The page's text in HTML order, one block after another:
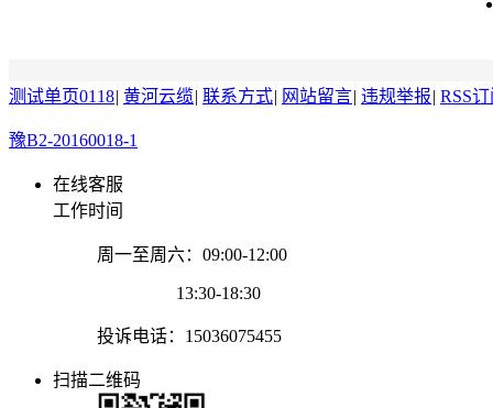
测试单页0118| 黄河云缆| 联系方式| 网站留言| 违规举报| RSS
豫B2-20160018-1
在线客服
工作时间
周一至周六：09:00-12:00
13:30-18:30
投诉电话：15036075455
扫描二维码